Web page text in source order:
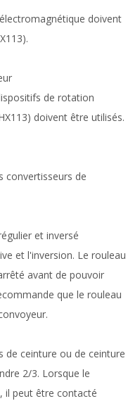
doivent
de rotation
doivent être utilisés.
convertisseurs de
et inversé
et l'inversion. Le rouleau
avant de pouvoir
que le rouleau
de ceinture ou de ceinture
2/3. Lorsque le
il peut être contacté